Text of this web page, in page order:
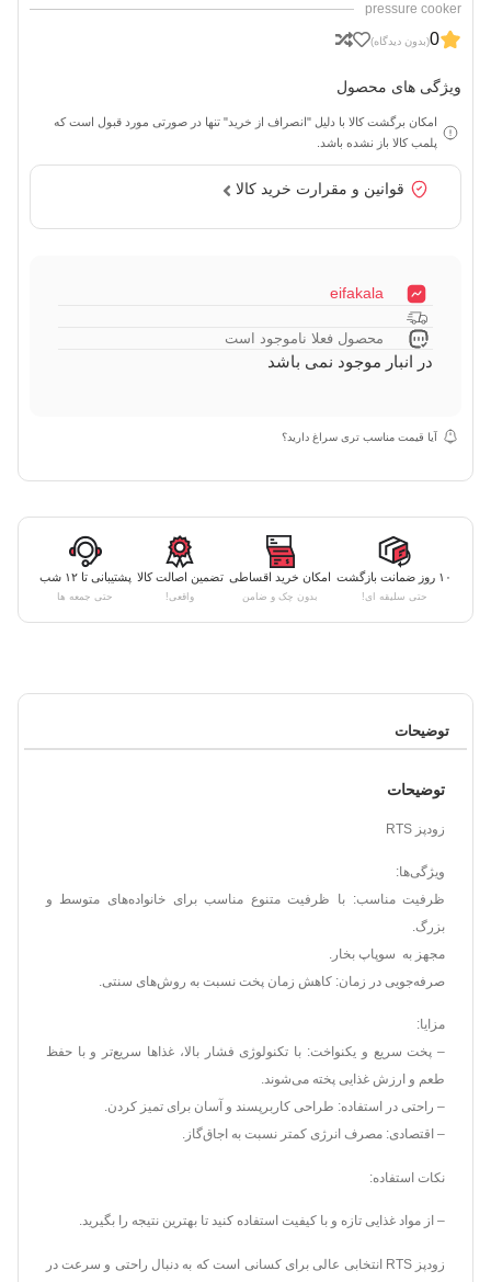
pressure cooker
0(بدون دیدگاه)
ویژگی های محصول
امکان برگشت کالا با دلیل "انصراف از خرید" تنها در صورتی مورد قبول است که
پلمب کالا باز نشده باشد.
قوانین و مقرارت خرید کالا
eifakala
محصول فعلا ناموجود است
در انبار موجود نمی باشد
آیا قیمت مناسب تری سراغ دارید؟
۱۰ روز ضمانت بازگشت
حتی سلیقه ای!
امکان خرید اقساطی
بدون چک و ضامن
تضمین اصالت کالا
واقعی!
پشتیبانی تا ۱۲ شب
حتی جمعه ها
توضیحات
توضیحات
زودپز RTS
ویژگی‌ها:
ظرفیت مناسب: با ظرفیت متنوع مناسب برای خانواده‌های متوسط و
بزرگ.
مجهز به سوپاپ بخار.
صرفه‌جویی در زمان: کاهش زمان پخت نسبت به روش‌های سنتی.
مزایا:
– پخت سریع و یکنواخت: با تکنولوژی فشار بالا، غذاها سریع‌تر و با حفظ
طعم و ارزش غذایی پخته می‌شوند.
– راحتی در استفاده: طراحی کاربرپسند و آسان برای تمیز کردن.
– اقتصادی: مصرف انرژی کمتر نسبت به اجاق‌گاز.
نکات استفاده:
– از مواد غذایی تازه و با کیفیت استفاده کنید تا بهترین نتیجه را بگیرید.
زودپز RTS انتخابی عالی برای کسانی است که به دنبال راحتی و سرعت در